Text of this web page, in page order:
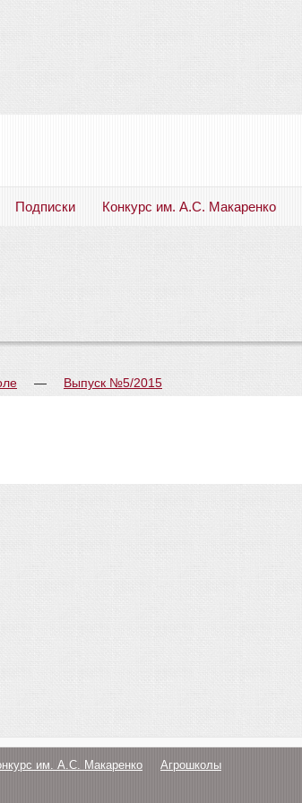
Подписки Конкурс им. А.С. Макаренко
— Выпуск №5/2015
им. А.С. Макаренко Агрошколы